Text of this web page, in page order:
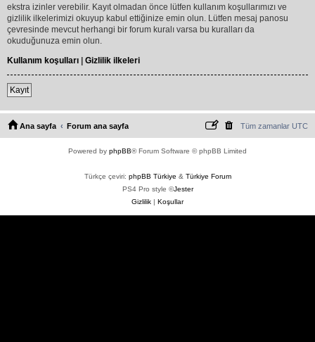
ekstra izinler verebilir. Kayıt olmadan önce lütfen kullanım koşullarımızı ve
gizlilik ilkelerimizi okuyup kabul ettiğinize emin olun. Lütfen mesaj panosu
çevresinde mevcut herhangi bir forum kuralı varsa bu kuralları da
okuduğunuza emin olun.
Kullanım koşulları | Gizlilik ilkeleri
Kayıt
Ana sayfa Forum ana sayfa Tüm zamanlar UTC
Powered by phpBB® Forum Software © phpBB Limited
Türkçe çeviri: phpBB Türkiye & Türkiye Forum
PS4 Pro style ©Jester
Gizlilik | Koşullar